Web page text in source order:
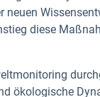
neuen
diese
ökologische